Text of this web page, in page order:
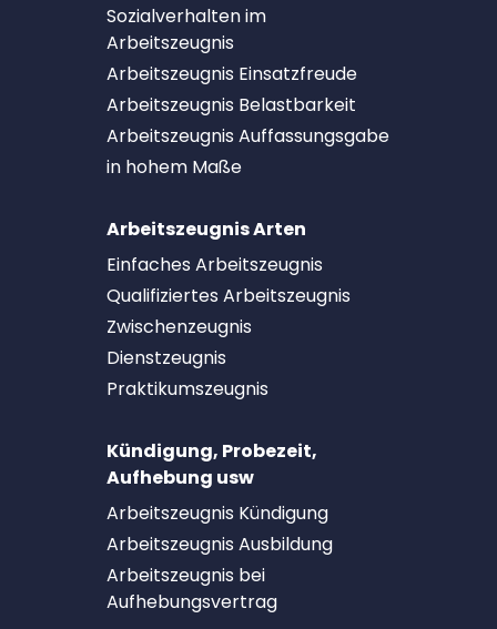
Sozialverhalten im
Arbeitszeugnis
Arbeitszeugnis Einsatzfreude
Arbeitszeugnis Belastbarkeit
Arbeitszeugnis Auffassungsgabe
in hohem Maße
Arbeitszeugnis Arten
Einfaches Arbeitszeugnis
Qualifiziertes Arbeitszeugnis
Zwischenzeugnis
Dienstzeugnis
Praktikumszeugnis
Kündigung, Probezeit,
Aufhebung usw
Arbeitszeugnis Kündigung
Arbeitszeugnis Ausbildung
Arbeitszeugnis bei
Aufhebungsvertrag